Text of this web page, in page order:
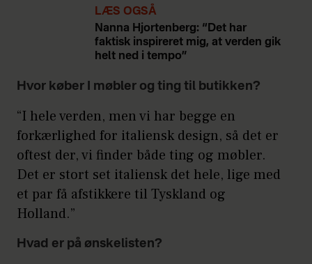
LÆS OGSÅ
Nanna Hjortenberg: “Det har
faktisk inspireret mig, at verden gik
helt ned i tempo”
Hvor køber I møbler og ting til butikken?
“I hele verden, men vi har begge en
forkærlighed for italiensk design, så det er
oftest der, vi finder både ting og møbler.
Det er stort set italiensk det hele, lige med
et par få afstikkere til Tyskland og
Holland.”
Hvad er på ønskelisten?